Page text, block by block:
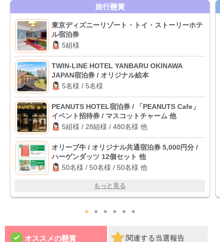
旅行懸賞
東京ディズニーリゾート・トイ・ストーリーホテ
ル宿泊券
5組様
TWIN-LINE HOTEL YANBARU OKINAWA
JAPAN宿泊券 / オリジナル絵本
5名様 / 5名様
PEANUTS HOTEL宿泊券 / 「PEANUTS Cafe」
イベント招待券 / マスコットチャーム 他
5組様 / 28組様 / 480名様 他
オリーブ牛 / オリジナル共通宿泊券 5,000円分 /
ハーゲンダッツ 12個セット 他
50名様 / 50名様 / 50名様 他
もっと見る
● ● ● ● ● ●
オススメの懸賞 関連する当選報告